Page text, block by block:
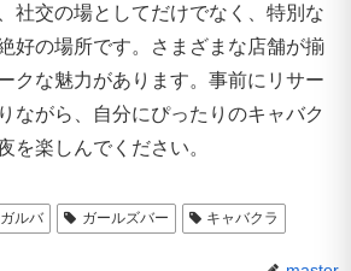
社交の場としてだけでなく、特別な
好の場所です。さまざまな店舗が揃
クな魅力があります。事前にリサー
ながら、自分にぴったりのキャバク
を楽しんでください。
ガルバ ガールズバー キャバクラ